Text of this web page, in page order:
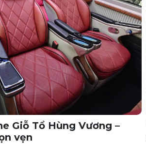
Giỗ Tổ Hùng Vương –
vẹn